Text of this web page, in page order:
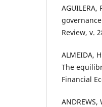
Review, v.
ALMEIDA,
The
Financial